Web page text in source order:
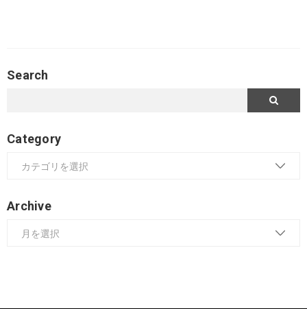
Search
Category
Archive